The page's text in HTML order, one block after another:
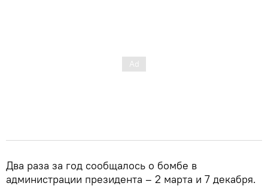
Два раза за год сообщалось о бомбе в
администрации президента – 2 марта и 7 декабря.